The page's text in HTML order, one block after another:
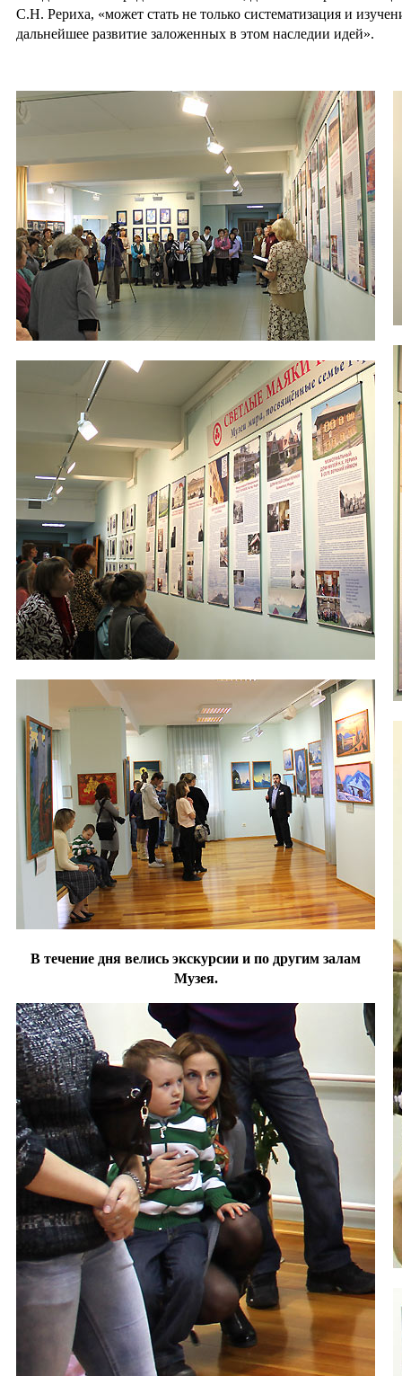
С.Н. Рериха, «может стать не только систематизация и
дальнейшее развитие заложенных в этом наследии идей».
В течение дня велись экскурсии и по другим залам
Музея.